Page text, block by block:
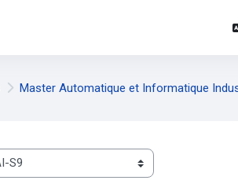
Master Automatique et Informatique